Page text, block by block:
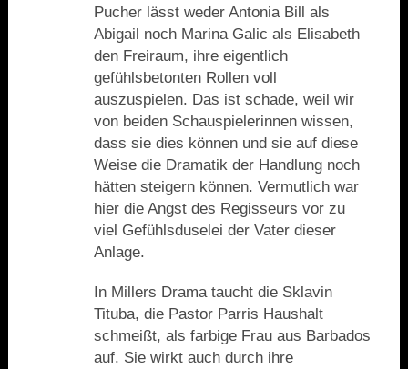
Pucher lässt weder Antonia Bill als
Abigail noch Marina Galic als Elisabeth
den Freiraum, ihre eigentlich
gefühlsbetonten Rollen voll
auszuspielen. Das ist schade, weil wir
von beiden Schauspielerinnen wissen,
dass sie dies können und sie auf diese
Weise die Dramatik der Handlung noch
hätten steigern können. Vermutlich war
hier die Angst des Regisseurs vor zu
viel Gefühlsduselei der Vater dieser
Anlage.
In Millers Drama taucht die Sklavin
Tituba, die Pastor Parris Haushalt
schmeißt, als farbige Frau aus Barbados
auf. Sie wirkt auch durch ihre